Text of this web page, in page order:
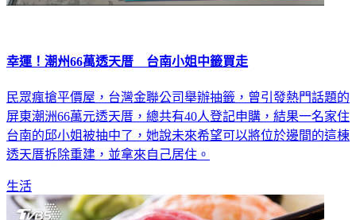
幸運！潮州66萬透天厝 台南小姐中籤買走
民眾瘋搶平價屋，台灣金聯公司舉辦抽籤，曾引發熱門話題的
屏東潮洲66萬元透天厝，總共有40人登記申購，結果一名家住
台南的邱小姐被抽中了，她說未來希望可以將位於邊間的這棟
透天厝拆除重建，並拿來自己居住。
生活